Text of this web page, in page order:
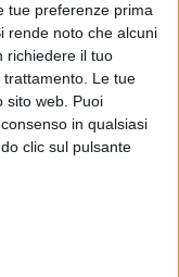
tue preferenze prima
rende noto che alcuni
richiedere il tuo
Le tue
sito web. Puoi
in qualsiasi
clic sul pulsante
il Maestro di
in sala,
la pianista
A tredici anni ha
tra i quali il Premio